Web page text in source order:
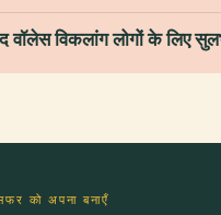
वॉलेस विकलांग लोगों के लिए
को अपना बनाएँ